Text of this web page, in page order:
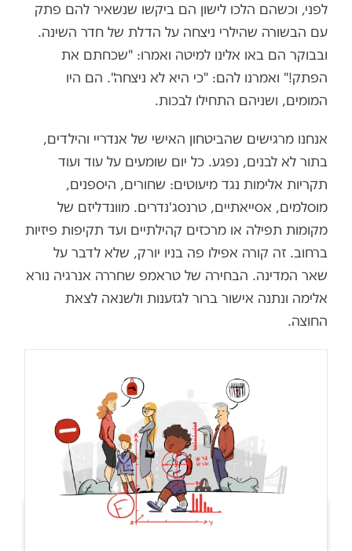
לפני, וכשהם הלכו לישון הם ביקשו שנשאיר להם פתק
עם הבשורה שהילרי ניצחה על הדלת של חדר השינה.
ובבוקר הם באו אלינו למיטה ואמרו: "שכחתם את
הפתק!" ואמרנו להם: "כי היא לא ניצחה". הם היו
המומים, ושניהם התחילו לבכות.
אנחנו מרגישים שהביטחון האישי של אנדריי והילדים,
בתור לא לבנים, נפגע. כל יום שומעים על עוד ועוד
תקריות אלימות נגד מיעוטים: שחורים, היספנים,
מוסלמים, אסייאתיים, טרנסג'נדרים. מוונדליזם של
מקומות תפילה או מרכזים קהילתיים ועד תקיפות פיזיות
ברחוב. זה קורה אפילו פה בניו יורק, שלא לדבר על
שאר המדינה. הבחירה של טראמפ שחררה אנרגיה נורא
אלימה ונתנה אישור ברור לגזענות ולשנאה לצאת
החוצה.